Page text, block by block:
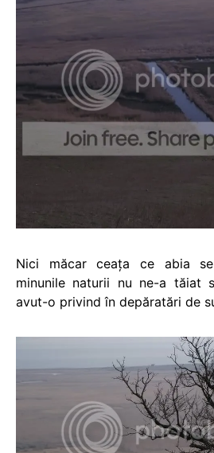
Nici măcar ceaţa ce abia
minunile naturii nu ne-a tăiat
avut-o privind în depăratări de